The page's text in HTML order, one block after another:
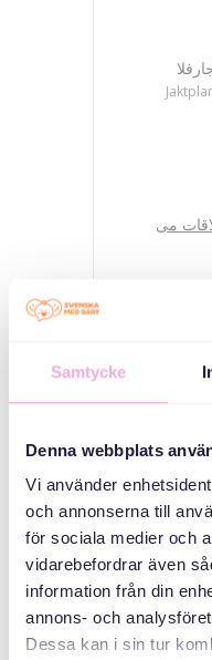
Samtycke
Denna webbplats
Vi använder
och annonserna till
för sociala medier och
vidarebefordrar även
information från din
annons- och
Dessa kan i sin tur
می